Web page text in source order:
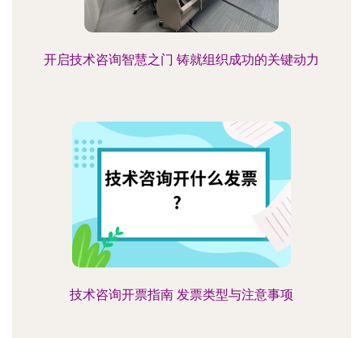
开启技术咨询智慧之门 铸就组织成功的关键动力
技术咨询开票指南 发票类型与注意事项